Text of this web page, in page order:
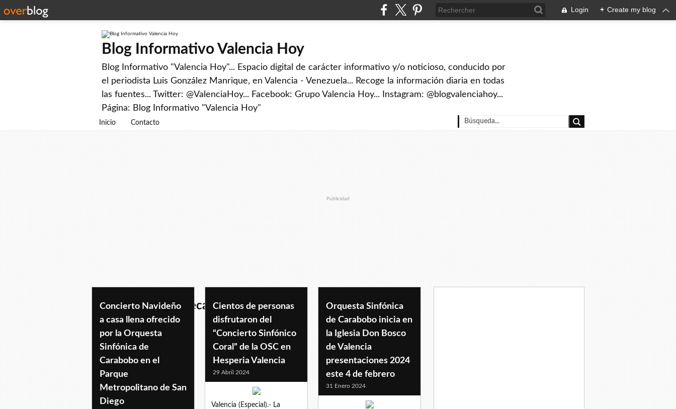
Login + Create my blog
Blog Informativo Valencia Hoy
Blog Informativo "Valencia Hoy"... Espacio digital de carácter informativo y/o noticioso, conducido por
el periodista Luis González Manrique, en Valencia - Venezuela... Recoge la información diaria en todas
las fuentes... Twitter: @ValenciaHoy... Facebook: Grupo Valencia Hoy... Instagram: @blogvalenciahoy...
Página: Blog Informativo "Valencia Hoy"
Inicio Contacto
Publicidad
coroacademicojosecalabrese
Concierto Navideño
a casa llena ofrecido
por la Orquesta
Sinfónica de
Carabobo en el
Parque
Metropolitano de San
Diego
Cientos de personas
disfrutaron del
“Concierto Sinfónico
Coral” de la OSC en
Hesperia Valencia
29 Abril 2024
Valencia (Especial).- La
Orquesta Sinfónica
de Carabobo inicia en
la Iglesia Don Bosco
de Valencia
presentaciones 2024
este 4 de febrero
31 Enero 2024